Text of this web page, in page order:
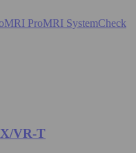
ProMRI SystemCheck
VR-T